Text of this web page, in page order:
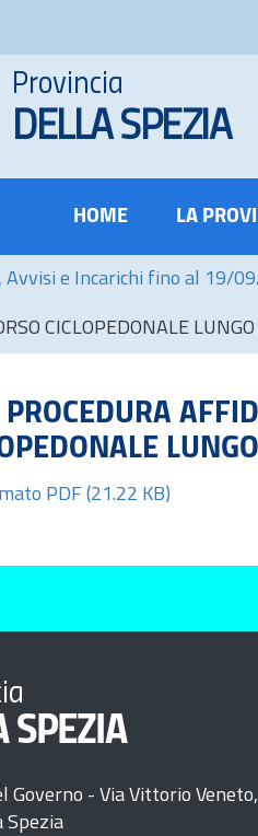
Provincia
DELLA SPEZIA
HOME LA
Avvisi e Incarichi fino al 19/
CICLOPEDONALE
PDF (21.22 KB)
SPEZIA
Governo - Via Vittorio
Spezia